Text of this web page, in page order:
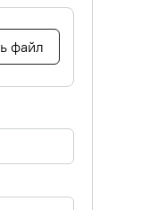
файл